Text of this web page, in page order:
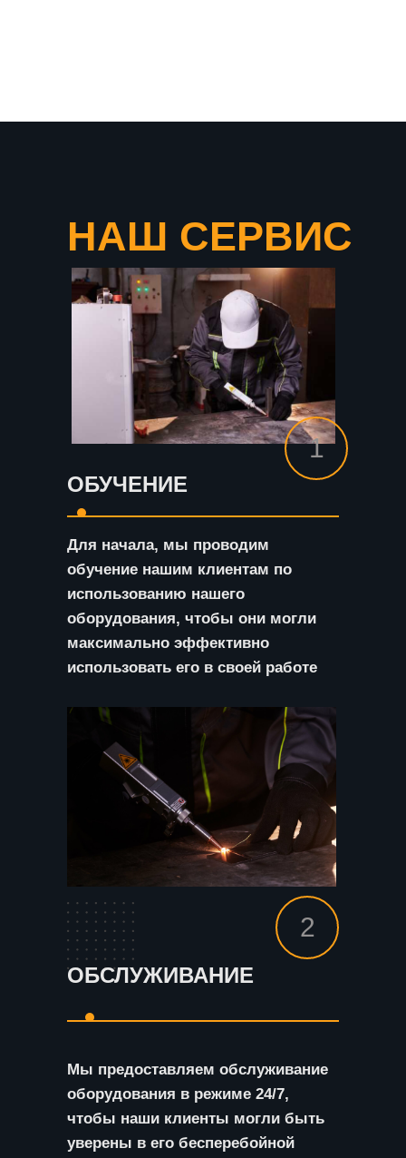
2
НАШ СЕРВИС
ОБУЧЕНИЕ
Для начала, мы проводим
обучение нашим клиентам по
использованию нашего
оборудования, чтобы они могли
максимально эффективно
использовать его в своей работе
1
ОБСЛУЖИВАНИЕ
Мы предоставляем обслуживание
оборудования в режиме 24/7,
чтобы наши клиенты могли быть
уверены в его бесперебойной